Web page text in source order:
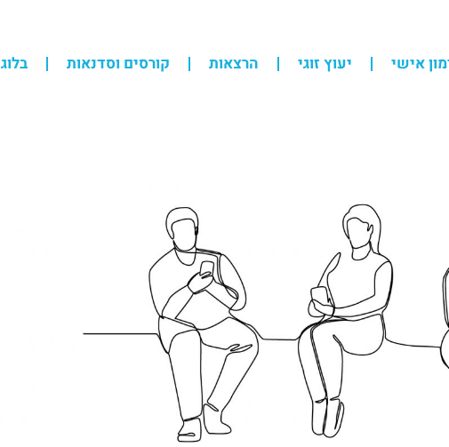
אישי יעוץ זוגי הרצאות קורסים וסדנאות בלוג